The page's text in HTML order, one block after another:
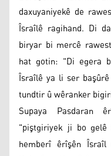
daxuyaniyekê de
Îsraîlê ragihand. Di
biryar bi mercê
hat gotin: "Di egera
Îsraîlê ya li ser
tundtir û wêranker
Supaya Pasdaran
"piştgiriyek ji bo
hemberî êrîşên